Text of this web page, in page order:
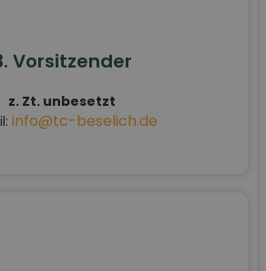
Vorsitzender
z. Zt. unbesetzt
info@tc-beselich.de